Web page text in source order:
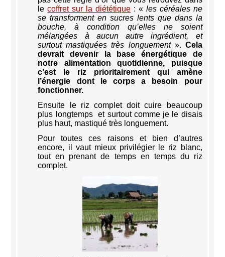
lecoffret sur la diététique : « les céréales ne
se transforment en sucres lents que dans la
bouche, à condition qu’elles ne soient
mélangées à aucun autre ingrédient, et
surtout mastiquées très longuement ». Cela
devrait devenir la base énergétique de
notre alimentation quotidienne, puisque
c’est le riz prioritairement qui amène
l’énergie dont le corps a besoin pour
fonctionner.
Ensuite le riz complet doit cuire beaucoup
plus longtemps et surtout comme je le disais
plus haut, mastiqué très longuement.
Pour toutes ces raisons et bien d’autres
encore, il vaut mieux privilégier le riz blanc,
tout en prenant de temps en temps du riz
complet.